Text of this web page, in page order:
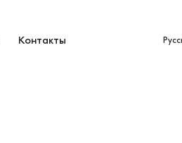
Контакты